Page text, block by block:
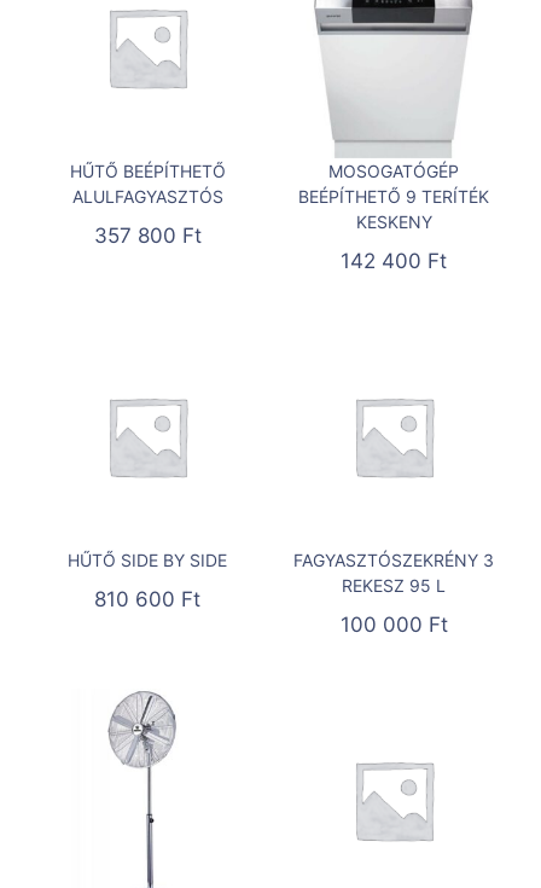
HŰTŐ BEÉPÍTHETŐ
ALULFAGYASZTÓS
357 800 Ft
MOSOGATÓGÉP
BEÉPÍTHETŐ 9 TERÍTÉK
KESKENY
142 400 Ft
HŰTŐ SIDE BY SIDE
810 600 Ft
FAGYASZTÓSZEKRÉNY 3
REKESZ 95 L
100 000 Ft